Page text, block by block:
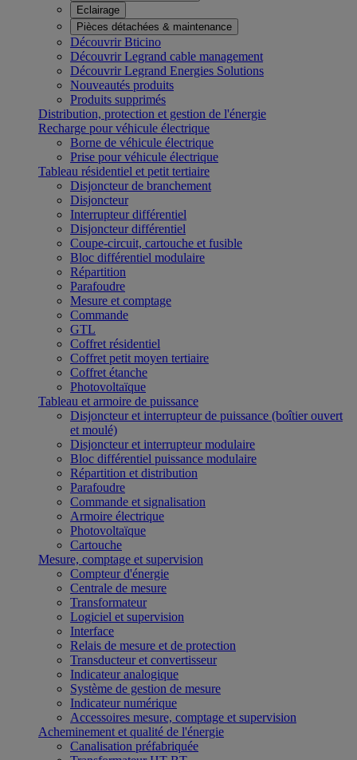
Eclairage
Pièces détachées & maintenance
Découvrir Bticino
Découvrir Legrand cable management
Découvrir Legrand Energies Solutions
Nouveautés produits
Produits supprimés
Distribution, protection et gestion de l'énergie
Recharge pour véhicule électrique
Borne de véhicule électrique
Prise pour véhicule électrique
Tableau résidentiel et petit tertiaire
Disjoncteur de branchement
Disjoncteur
Interrupteur différentiel
Disjoncteur différentiel
Coupe-circuit, cartouche et fusible
Bloc différentiel modulaire
Répartition
Parafoudre
Mesure et comptage
Commande
GTL
Coffret résidentiel
Coffret petit moyen tertiaire
Coffret étanche
Photovoltaïque
Tableau et armoire de puissance
Disjoncteur et interrupteur de puissance (boîtier ouvert
et moulé)
Disjoncteur et interrupteur modulaire
Bloc différentiel puissance modulaire
Répartition et distribution
Parafoudre
Commande et signalisation
Armoire électrique
Photovoltaïque
Cartouche
Mesure, comptage et supervision
Compteur d'énergie
Centrale de mesure
Transformateur
Logiciel et supervision
Interface
Relais de mesure et de protection
Transducteur et convertisseur
Indicateur analogique
Système de gestion de mesure
Indicateur numérique
Accessoires mesure, comptage et supervision
Acheminement et qualité de l'énergie
Canalisation préfabriquée